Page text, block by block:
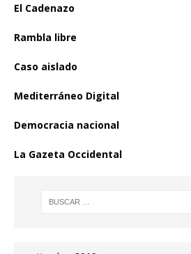
El Cadenazo
Rambla libre
Caso aislado
Mediterráneo Digital
Democracia nacional
La Gazeta Occidental